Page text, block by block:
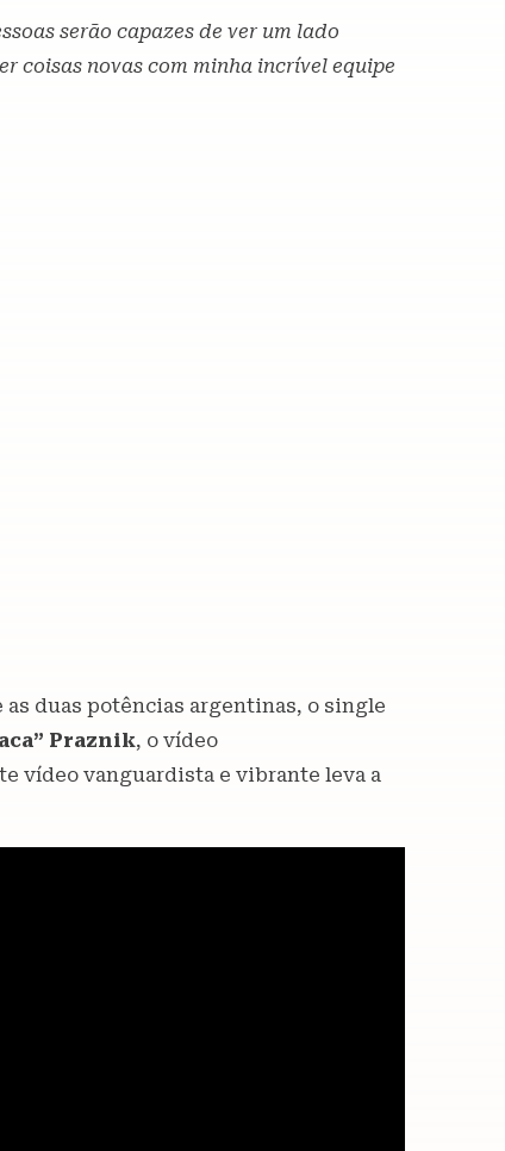
serão capazes de ver um lado
coisas novas com minha incrível equipe
as duas potências argentinas, o single
Praznik, o vídeo
vídeo vanguardista e vibrante leva a